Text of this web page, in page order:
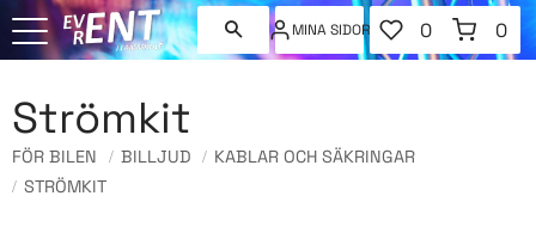
MINA SIDOR
FAVORITER
ANTAL
0
KUNDVAGN
0
Strömkit
FÖR BILEN BILLJUD
KABLAR OCH SÄKRINGAR
STRÖMKIT